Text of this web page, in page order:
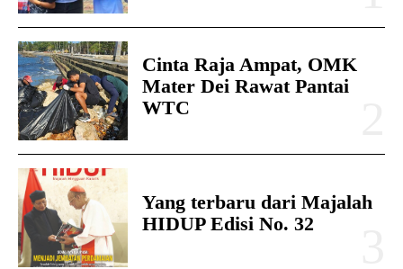
Cinta Raja Ampat, OMK
Mater Dei Rawat Pantai
WTC
Yang terbaru dari Majalah
HIDUP Edisi No. 32